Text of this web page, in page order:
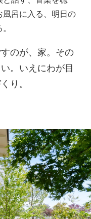
風呂に入る、明日の
のが、家。その
。いえにわが目
り。